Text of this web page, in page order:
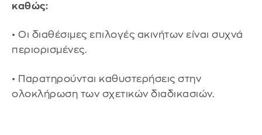
καθώς:
• Οι διαθέσιμες επιλογές ακινήτων είναι συχνά
περιορισμένες.
• Παρατηρούνται καθυστερήσεις στην
ολοκλήρωση των σχετικών διαδικασιών.